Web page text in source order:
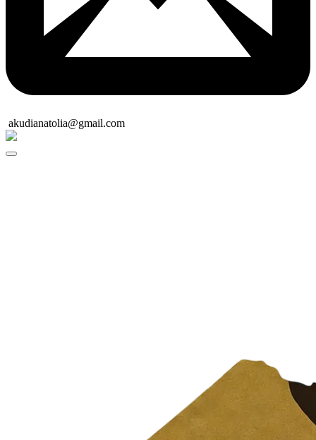
akudianatolia@gmail.com